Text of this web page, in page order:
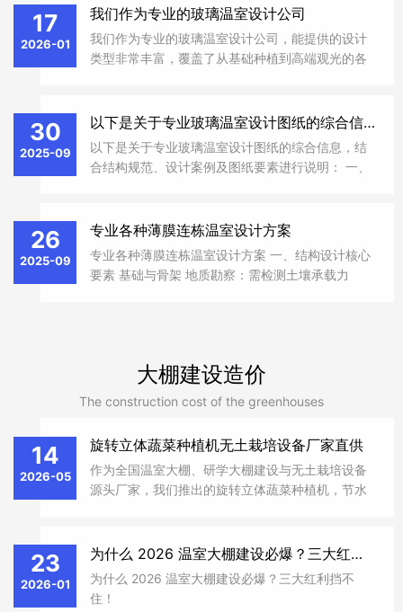
进行初步地质评估，分析土壤承载力...
17
2026-01
我们作为专业的玻璃温室设计公司
我们作为专业的玻璃温室设计公司，能提供的设计
类型非常丰富，覆盖了从基础种植到高端观光的各
面设计。 ‌特点‌：结构简单、造价低...
30
2025-09
以下是关于专业玻璃温室设计图纸的综合信息
以下是关于专业玻璃温室设计图纸的综合信息，结
合结构规范、设计案例及图纸要素进行说明： 一、
4-8米‌ 1。桁架由弦杆、腹杆、中撑组成，需满焊...
26
2025-09
专业各种薄膜连栋温室设计方案
专业各种薄膜连栋温室设计方案 一、结构设计核心
要素 基础与骨架 地质勘察：需检测土壤承载力
大棚建设造价
The construction cost of the greenhouses
14
2026-05
旋转立体蔬菜种植机无土栽培设备厂家直供
作为全国温室大棚、研学大棚建设与无土栽培设备
源头厂家，我们推出的旋转立体蔬菜种植机，节水
23
2026-01
为什么 2026 温室大棚建设必爆？三大红利挡不住！​
为什么 2026 温室大棚建设必爆？三大红利挡不
住！​